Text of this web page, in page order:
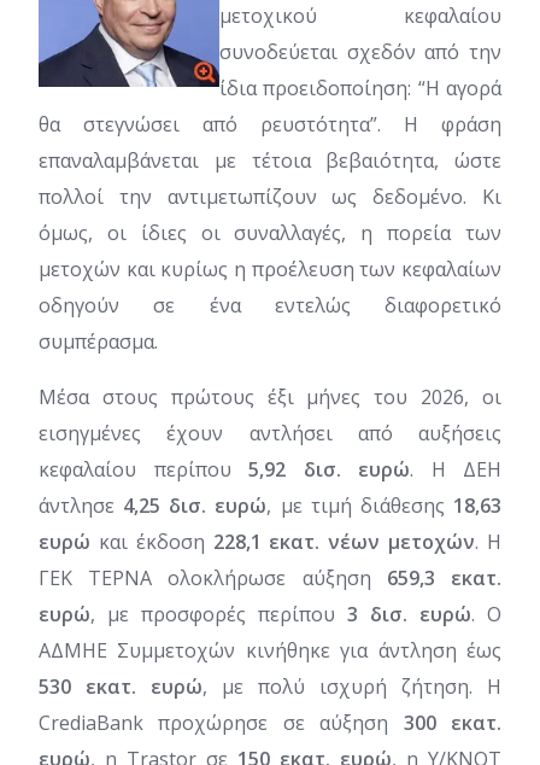
μετοχικού κεφαλαίου
συνοδεύεται σχεδόν από την
ίδια προειδοποίηση: “Η αγορά
θα στεγνώσει από ρευστότητα”. Η φράση
επαναλαμβάνεται με τέτοια βεβαιότητα, ώστε
πολλοί την αντιμετωπίζουν ως δεδομένο. Κι
όμως, οι ίδιες οι συναλλαγές, η πορεία των
μετοχών και κυρίως η προέλευση των κεφαλαίων
οδηγούν σε ένα εντελώς διαφορετικό
συμπέρασμα.
Μέσα στους πρώτους έξι μήνες του 2026, οι
εισηγμένες έχουν αντλήσει από αυξήσεις
κεφαλαίου περίπου 5,92 δισ. ευρώ. Η ΔΕΗ
άντλησε 4,25 δισ. ευρώ, με τιμή διάθεσης 18,63
ευρώ και έκδοση 228,1 εκατ. νέων μετοχών. Η
ΓΕΚ ΤΕΡΝΑ ολοκλήρωσε αύξηση 659,3 εκατ.
ευρώ, με προσφορές περίπου 3 δισ. ευρώ. Ο
ΑΔΜΗΕ Συμμετοχών κινήθηκε για άντληση έως
530 εκατ. ευρώ, με πολύ ισχυρή ζήτηση. Η
CrediaBank προχώρησε σε αύξηση 300 εκατ.
ευρώ, η Trastor σε 150 εκατ. ευρώ, η Y/KNOT